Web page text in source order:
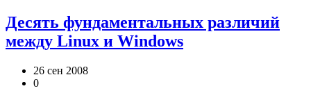
Десять фундаментальных различий
между Linux и Windows
26 сен 2008
0